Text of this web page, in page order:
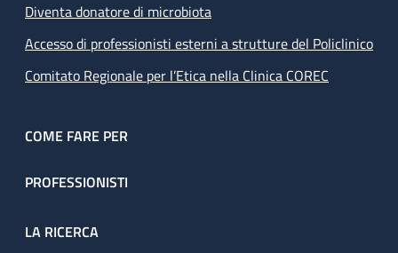
Diventa donatore di microbiota
Accesso di professionisti esterni a strutture del Policlinico
Comitato Regionale per l’Etica nella Clinica COREC
COME FARE PER
PROFESSIONISTI
LA RICERCA